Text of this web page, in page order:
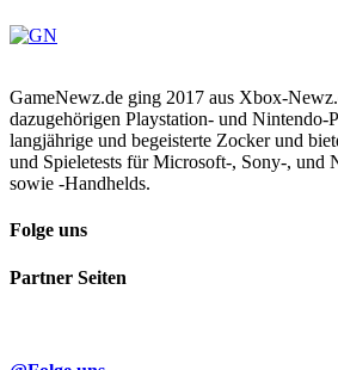
GameNewz.de ging 2017 aus Xbox-
dazugehörigen Playstation- und Nintendo-
langjährige und begeisterte Zocker und
und Spieletests für Microsoft-, Sony-, und
sowie -Handhelds.
Folge uns
Partner Seiten